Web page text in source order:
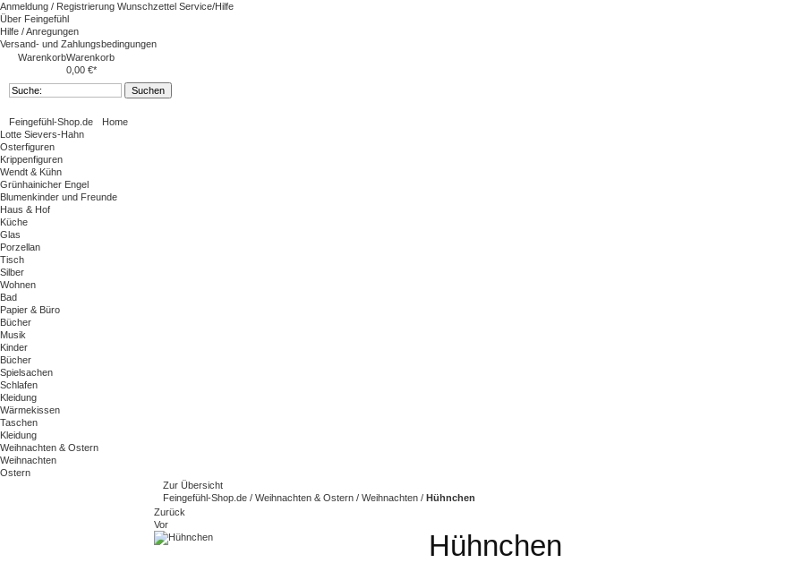
Anmeldung / Registrierung Wunschzettel Service/Hilfe
Über Feingefühl
Hilfe / Anregungen
Versand- und Zahlungsbedingungen
WarenkorbWarenkorb
0,00 €*
Feingefühl-Shop.de
Home
Lotte Sievers-Hahn
Osterfiguren
Krippenfiguren
Wendt & Kühn
Grünhainicher Engel
Blumenkinder und Freunde
Haus & Hof
Küche
Glas
Porzellan
Tisch
Silber
Wohnen
Bad
Papier & Büro
Bücher
Musik
Kinder
Bücher
Spielsachen
Schlafen
Kleidung
Wärmekissen
Taschen
Kleidung
Weihnachten & Ostern
Weihnachten
Ostern
Zur Übersicht
Feingefühl-Shop.de / Weihnachten & Ostern / Weihnachten / Hühnchen
Zurück
Vor
Hühnchen